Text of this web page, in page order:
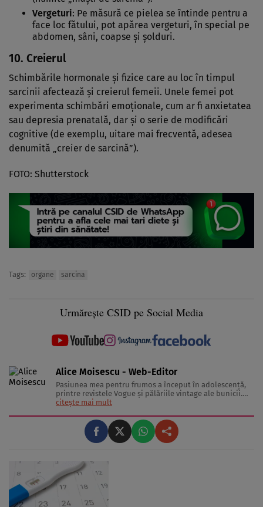
Vergeturi: Pe măsură ce pielea se întinde pentru a
face loc fătului, pot apărea vergeturi, în special pe
abdomen, sâni, coapse și șolduri.
10. Creierul
Schimbările hormonale și fizice care au loc în timpul
sarcinii afectează și creierul femeii. Unele femei pot
experimenta schimbări emoționale, cum ar fi anxietatea
sau depresia prenatală, dar și o serie de modificări
cognitive (de exemplu, uitare mai frecventă, adesea
denumită „creier de sarcină”).
FOTO: Shutterstock
Tags: organe sarcina
Urmărește CSID pe Social Media
Alice Moisescu - Web-Editor
Pasiunea mea pentru frumos a început în adolescență,
printre revistele Vogue și pălăriile vintage ale bunicii.
Astăzi, am transformat acea fascinație într-o misiune:
citește mai mult